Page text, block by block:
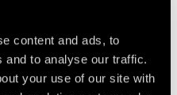
content and ads, to
and to analyse our traffic.
your use of our site with